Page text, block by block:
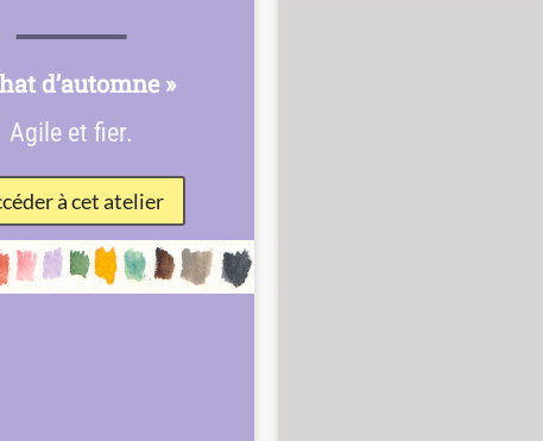
d’automne »
Agile et fier.
à cet atelier